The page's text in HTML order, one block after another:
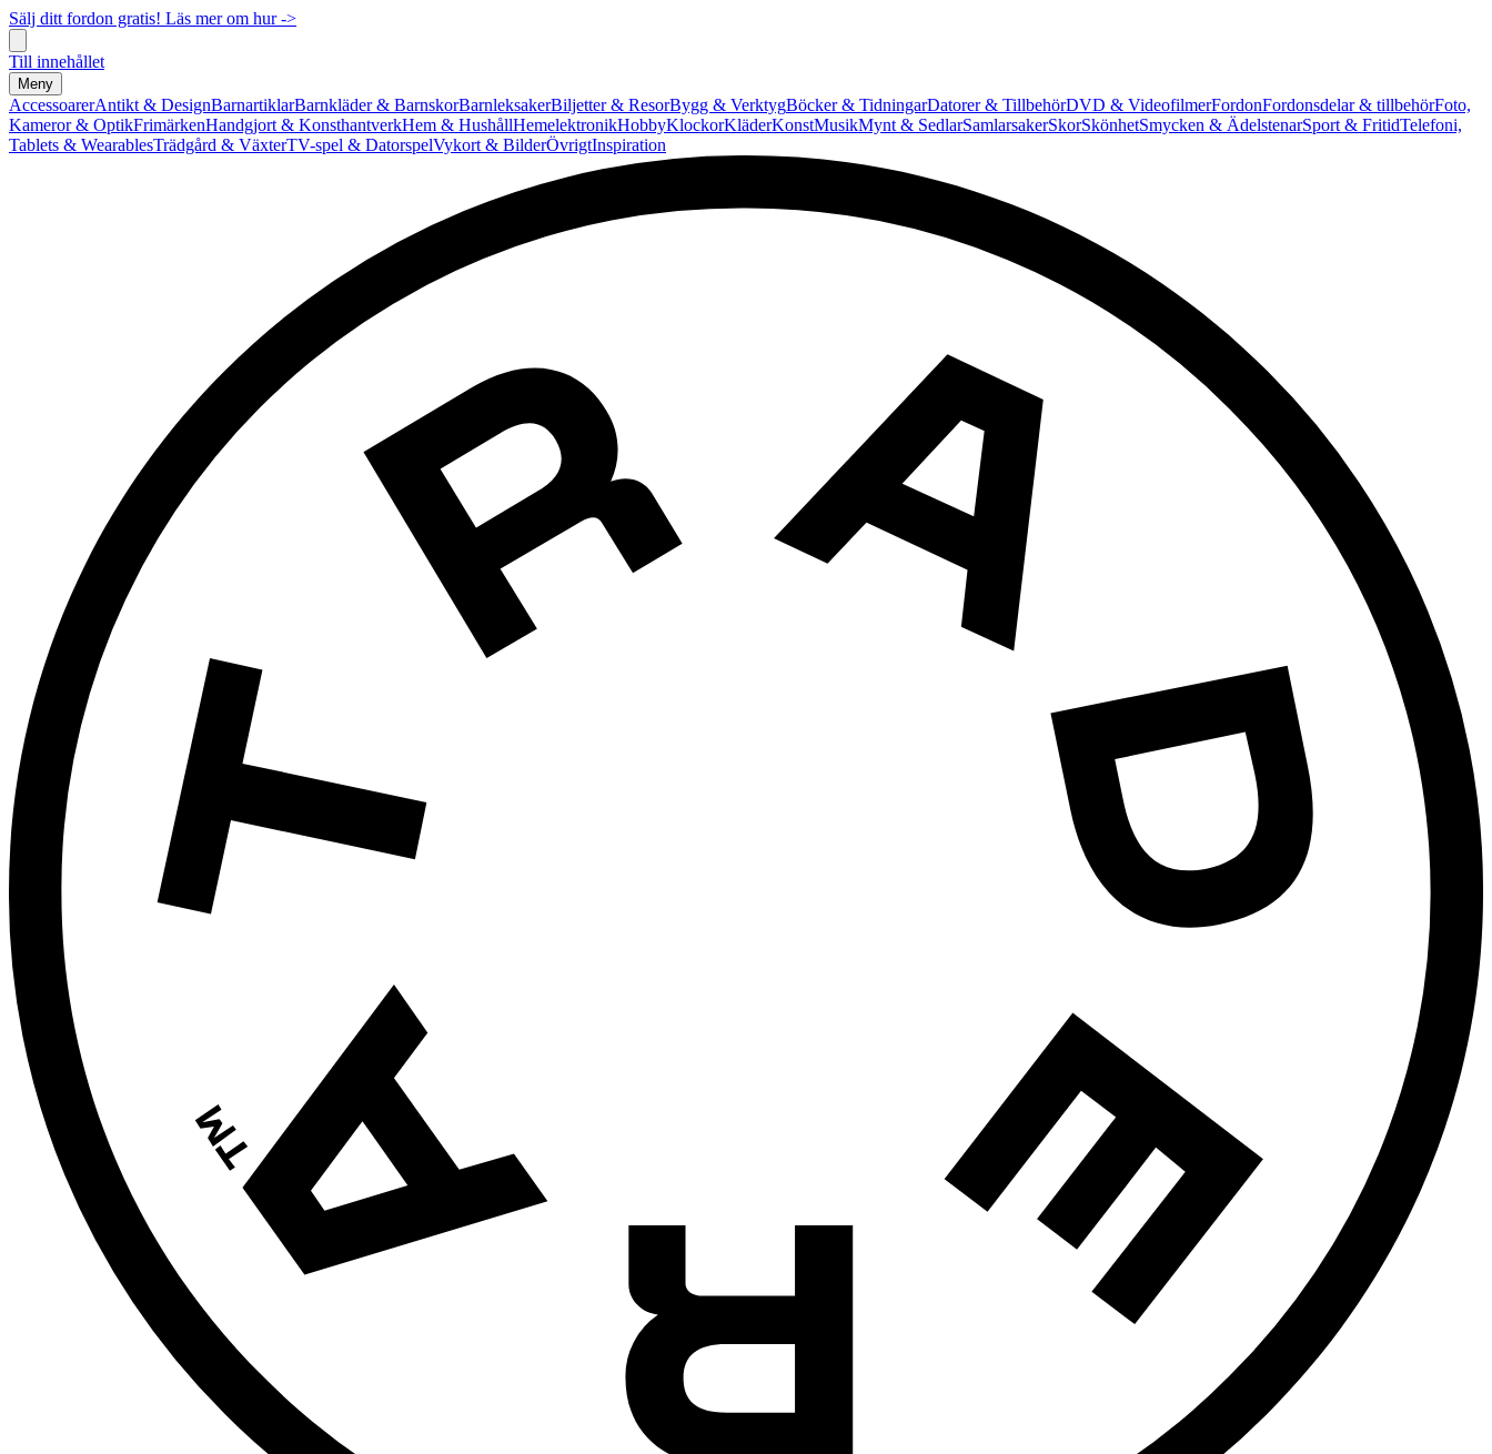
Sälj ditt fordon gratis! Läs mer om hur ->
Till innehållet
Meny
AccessoarerAntikt & DesignBarnartiklarBarnkläder & BarnskorBarnleksakerBiljetter & ResorBygg & VerktygBöcker & TidningarDatorer & TillbehörDVD & VideofilmerFordonFordonsdelar & tillbehörFoto,
Kameror & OptikFrimärkenHandgjort & KonsthantverkHem & HushållHemelektronikHobbyKlockorKläderKonstMusikMynt & SedlarSamlarsakerSkorSkönhetSmycken & ÄdelstenarSport & FritidTelefoni,
Tablets & WearablesTrädgård & VäxterTV-spel & DatorspelVykort & BilderÖvrigtInspiration